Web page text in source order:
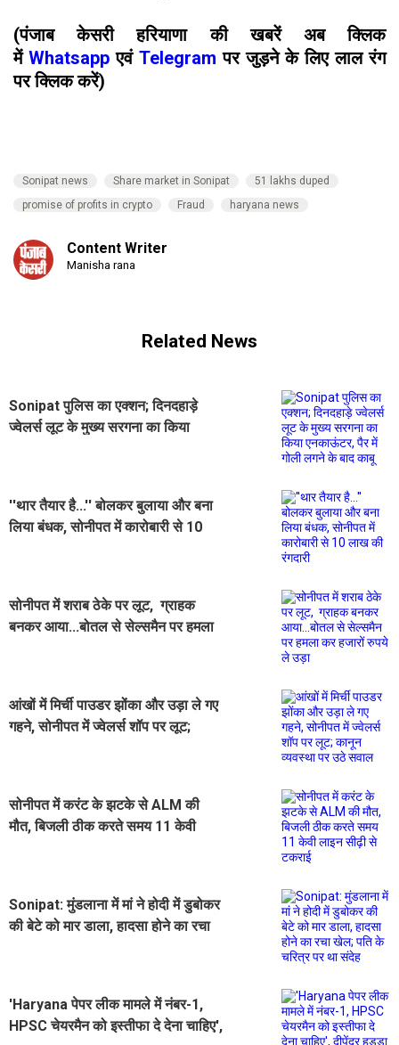
(पंजाब केसरी हरियाणा की खबरें अब क्लिक
में Whatsappएवं Telegram पर जुड़ने के लिए लाल रंग
पर क्लिक करें)
Sonipat news Share market in Sonipat
51 lakhs duped
promise of profits in crypto
Fraud haryana news
Content Writer
Manisha rana
Related News
Sonipat पुलिस का एक्शन; दिनदहाड़े
ज्वेलर्स लूट के मुख्य सरगना का किया
''थार तैयार है...'' बोलकर बुलाया और बना
लिया बंधक, सोनीपत में कारोबारी से 10
सोनीपत में शराब ठेके पर लूट, ग्राहक
बनकर आया...बोतल से सेल्समैन पर हमला
आंखों में मिर्ची पाउडर झोंका और उड़ा ले गए
गहने, सोनीपत में ज्वेलर्स शॉप पर लूट;
सोनीपत में करंट के झटके से ALM की
मौत, बिजली ठीक करते समय 11 केवी
Sonipat: मुंडलाना में मां ने होदी में डुबोकर
की बेटे को मार डाला, हादसा होने का रचा
'Haryana पेपर लीक मामले में नंबर-1,
HPSC चेयरमैन को इस्तीफा दे देना चाहिए',